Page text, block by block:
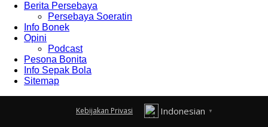
Berita Persebaya
Persebaya Soeratin
Info Bonek
Opini
Podcast
Pesona Bonita
Info Sepak Bola
Sitemap
Kebijakan Privasi Indonesian ▼